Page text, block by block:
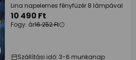
Lina napelemes fényfüzér 8 lámpával
10 490 Ft
Fogy. ár16 252 Ft
Szállítási idő: 3-6 munkanap